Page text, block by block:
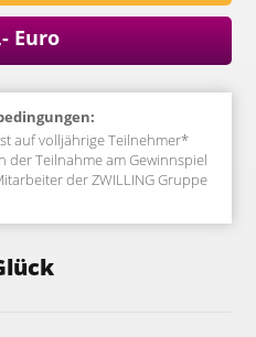
Euro
auf volljährige Teilnehmer*
der Teilnahme am Gewinnspiel
der ZWILLING Gruppe